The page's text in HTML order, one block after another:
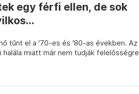
egy férfi ellen, de sok
tűnt el a '70-es és '80-as években. Az
miatt már nem tudják felelősségre